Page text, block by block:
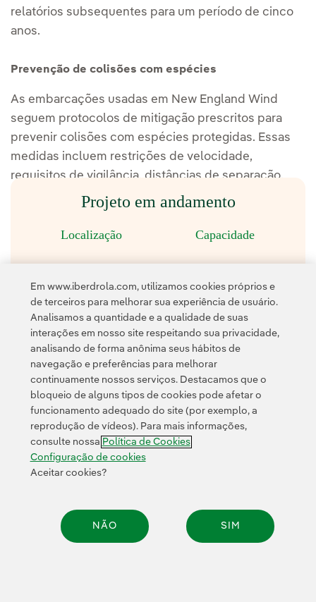
relatórios subsequentes para um período de cinco
anos.
Prevenção de colisões com espécies
As embarcações usadas em New England Wind
seguem protocolos de mitigação prescritos para
prevenir colisões com espécies protegidas. Essas
medidas incluem restrições de velocidade,
requisitos de vigilância, distâncias de separação,
desvios e apresentação de relatórios.
Projeto em andamento
Localização
Massachusetts (EUA)
Capacidade
791 MW
Voltar ao mapa
East Anglia ONE
Seabin: lixeiras para lixo marinho
contêineres flutuantes (seabins, em inglês) para
coletar plástico e uma parte dos óleos, detergentes
que flutuam nas proximidades do
Em www.iberdrola.com, utilizamos cookies próprios e
de terceiros para melhorar sua experiência de usuário.
Analisamos a quantidade e a qualidade de suas
interações em nosso site respeitando sua privacidade,
analisando de forma anônima seus hábitos de
navegação e preferências para melhorar
continuamente nossos serviços. Destacamos que o
bloqueio de alguns tipos de cookies pode afetar o
funcionamento adequado do site (por exemplo, a
reprodução de vídeos). Para mais informações,
consulte nossa Política de Cookies
Configuração de cookies
Aceitar cookies?
NÃO SIM